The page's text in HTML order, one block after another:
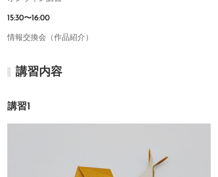
15:30〜16:00
情報交換会（作品紹介）
講習内容
講習1